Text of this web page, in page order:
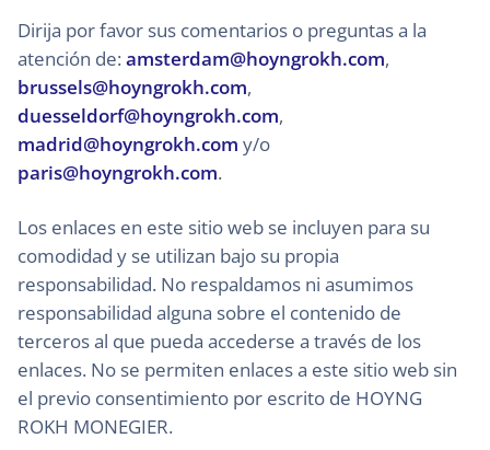
Dirija por favor sus comentarios o preguntas a la
atención de: amsterdam@hoyngrokh.com,
brussels@hoyngrokh.com,
duesseldorf@hoyngrokh.com,
madrid@hoyngrokh.com y/o
paris@hoyngrokh.com.
Los enlaces en este sitio web se incluyen para su
comodidad y se utilizan bajo su propia
responsabilidad. No respaldamos ni asumimos
responsabilidad alguna sobre el contenido de
terceros al que pueda accederse a través de los
enlaces. No se permiten enlaces a este sitio web sin
el previo consentimiento por escrito de HOYNG
ROKH MONEGIER.